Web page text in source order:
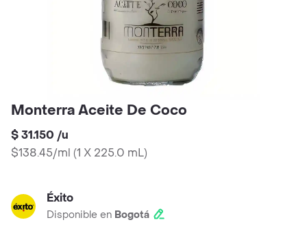
Monterra Aceite De Coco
$ 31.150 /u
$138.45/ml (1 X 225.0 mL)
Éxito
Disponible en Bogotá